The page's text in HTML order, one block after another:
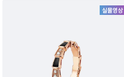
실물영상